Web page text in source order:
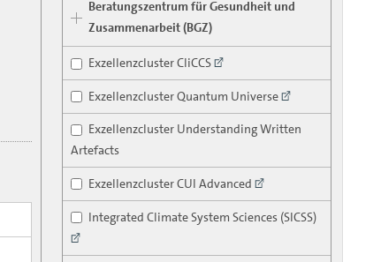
Beratungszentrum für Gesundheit und
Zusammenarbeit (BGZ)
Exzellenzcluster CliCCS
Exzellenzcluster Quantum Universe
Exzellenzcluster Understanding Written
Artefacts
Exzellenzcluster CUI Advanced
Integrated Climate System Sciences (SICSS)